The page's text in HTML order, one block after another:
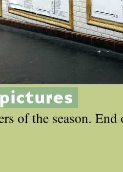
pictures
of the season.